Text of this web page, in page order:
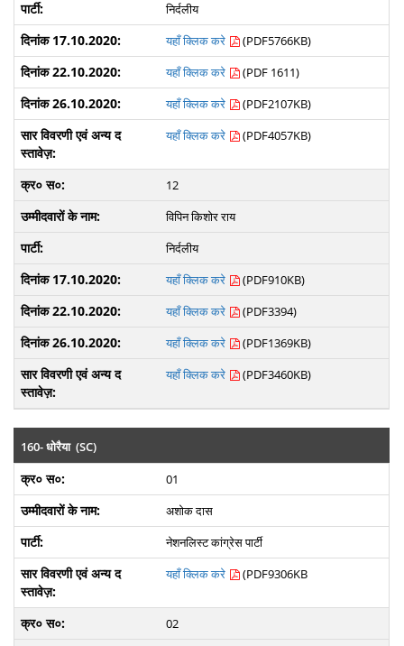
निर्दलीय
यहाँ क्लिक करे
(PDF5766KB)
यहाँ क्लिक करे
(PDF 1611)
यहाँ क्लिक करे
(PDF2107KB)
यहाँ क्लिक करे
(PDF4057KB)
12
विपिन किशोर राय
निर्दलीय
यहाँ क्लिक करे
(PDF910KB)
यहाँ क्लिक करे
(PDF3394)
यहाँ क्लिक करे
(PDF1369KB)
यहाँ क्लिक करे
(PDF3460KB)
160- धोरैया (SC)
01
अशोक दास
नेशनलिस्ट कांग्रेस पार्टी
यहाँ क्लिक करे
(PDF9306KB
02